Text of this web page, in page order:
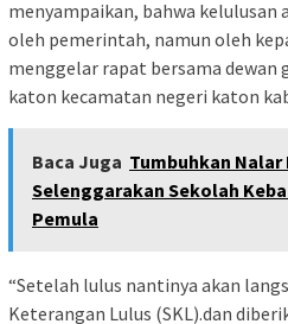
menyampaikan, bahwa kelulusan
oleh pemerintah, namun oleh
menggelar rapat bersama dewan
katon kecamatan negeri katon
Baca Juga Tumbuhkan Nalar
Selenggarakan Sekolah
Pemula
“Setelah lulus nantinya akan
Keterangan Lulus (SKL).dan